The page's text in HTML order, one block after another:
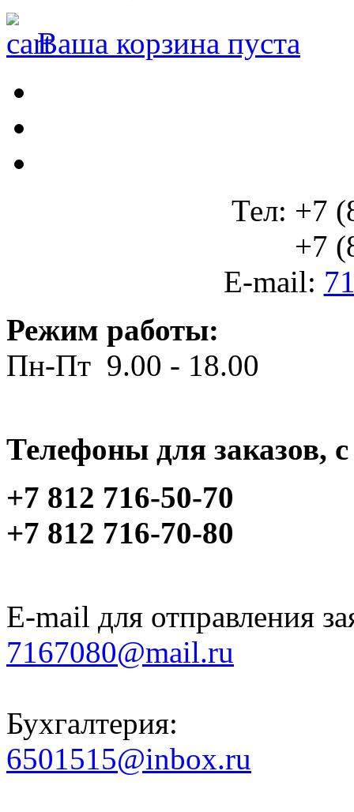
Ваша корзина пуста
Тел: +7
+7
E-mail:
Режим работы:
Пн-Пт 9.00 - 18.00
Телефоны для заказов,
+7 812 716-50-70
+7 812 716-70-80
E-mail для отправления
7167080@mail.ru
Бухгалтерия:
6501515@inbox.ru